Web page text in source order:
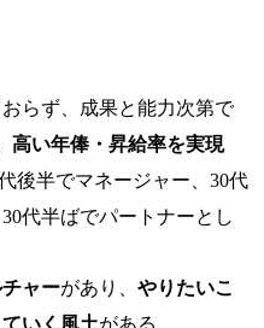
らず、成果と能力次第で
高い年俸・昇給率を実現
後半でマネージャー、30代
代半ばでパートナーとし
ャーがあり、 やりたいこ
いく風土がある